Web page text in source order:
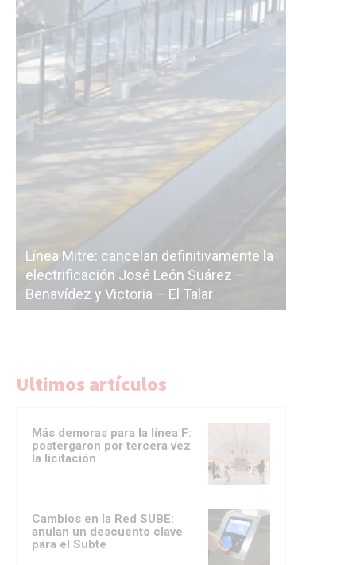
La Ciudad vuelve a postergar la
licitación de la línea F
Ultimos artículos
Más demoras para la línea F:
postergaron por tercera vez
la licitación
Cambios en la Red SUBE:
anulan un descuento clave
para el Subte